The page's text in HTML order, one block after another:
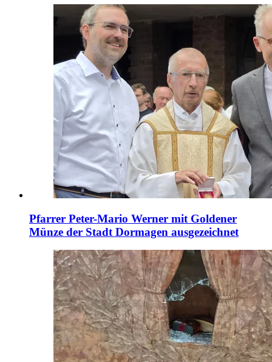
Pfarrer Peter-Mario Werner mit Goldener
Münze der Stadt Dormagen ausgezeichnet